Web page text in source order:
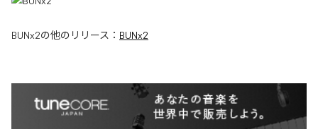
BUNx2の他のリリース： BUNx2